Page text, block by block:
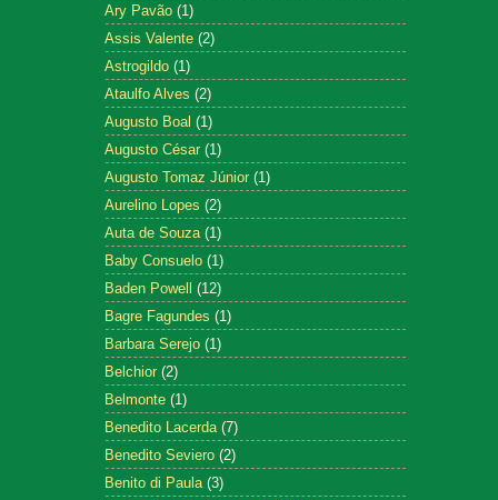
Ary Pavão (1)
Assis Valente (2)
Astrogildo (1)
Ataulfo Alves (2)
Augusto Boal (1)
Augusto César (1)
Augusto Tomaz Júnior (1)
Aurelino Lopes (2)
Auta de Souza (1)
Baby Consuelo (1)
Baden Powell (12)
Bagre Fagundes (1)
Barbara Serejo (1)
Belchior (2)
Belmonte (1)
Benedito Lacerda (7)
Benedito Seviero (2)
Benito di Paula (3)